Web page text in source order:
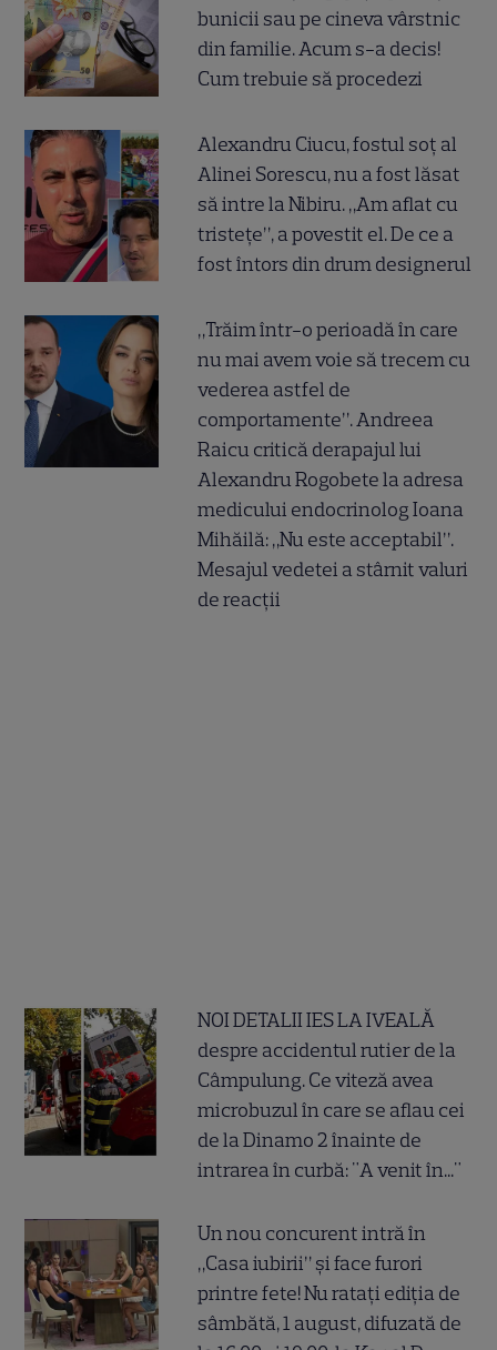
bunicii sau pe cineva vârstnic
din familie. Acum s-a decis!
Cum trebuie să procedezi
Alexandru Ciucu, fostul soț al
Alinei Sorescu, nu a fost lăsat
să intre la Nibiru. „Am aflat cu
tristețe”, a povestit el. De ce a
fost întors din drum designerul
„Trăim într-o perioadă în care
nu mai avem voie să trecem cu
vederea astfel de
comportamente”. Andreea
Raicu critică derapajul lui
Alexandru Rogobete la adresa
medicului endocrinolog Ioana
Mihăilă: „Nu este acceptabil”.
Mesajul vedetei a stârnit valuri
de reacții
NOI DETALII IES LA IVEALĂ
despre accidentul rutier de la
Câmpulung. Ce viteză avea
microbuzul în care se aflau cei
de la Dinamo 2 înainte de
intrarea în curbă: "A venit în..."
Un nou concurent intră în
„Casa iubirii” și face furori
printre fete! Nu ratați ediția de
sâmbătă, 1 august, difuzată de